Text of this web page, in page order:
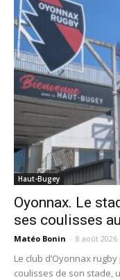
Haut-Bugey
Oyonnax. Le
ses coulisses
Matéo Bonin - 8 août 2026
Le club d’Oyonnax
coulisses de son stade,